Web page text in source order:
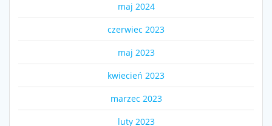
maj 2024
czerwiec 2023
maj 2023
kwiecień 2023
marzec 2023
luty 2023